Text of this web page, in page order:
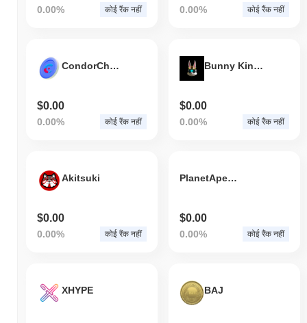
0.00% कोई रैंक नहीं 0.00% कोई रैंक नहीं
CondorChain
$0.00
0.00% कोई रैंक नहीं
Bunny King Metaverse
$0.00
0.00% कोई रैंक नहीं
Akitsuki
$0.00
0.00% कोई रैंक नहीं
PlanetApeClub
$0.00
0.00% कोई रैंक नहीं
XHYPE BAJ